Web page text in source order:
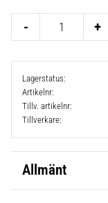
+
-
Lagerstatus
Artikelnr
Tillv. artikelnr
Tillverkare
Allmänt